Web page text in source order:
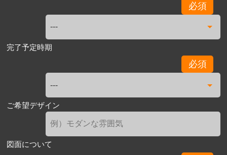
必須
完了予定時期
必須
ご希望デザイン
図面について